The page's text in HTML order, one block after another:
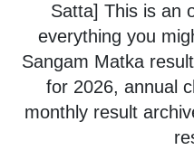
Satta] This is an
everything you
Sangam Matka
for 2026, annual
monthly result